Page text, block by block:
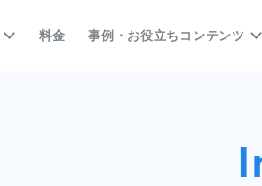
料金 事例・お役立ちコンテンツ